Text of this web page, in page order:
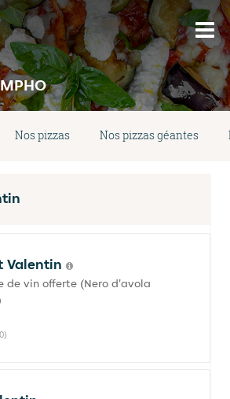
Nos pizzas Nos pizzas géantes
Valentin
de vin offerte (Nero d'avola